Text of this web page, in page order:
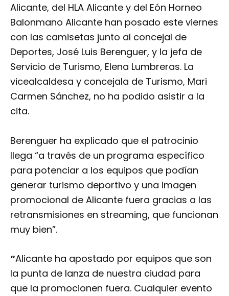
Alicante, del HLA Alicante y del Eón Horneo
Balonmano Alicante han posado este viernes
con las camisetas junto al concejal de
Deportes, José Luis Berenguer, y la jefa de
Servicio de Turismo, Elena Lumbreras. La
vicealcaldesa y concejala de Turismo, Mari
Carmen Sánchez, no ha podido asistir a la
cita.
Berenguer ha explicado que el patrocinio
llega “a través de un programa específico
para potenciar a los equipos que podían
generar turismo deportivo y una imagen
promocional de Alicante fuera gracias a las
retransmisiones en streaming, que funcionan
muy bien”.
“Alicante ha apostado por equipos que son
la punta de lanza de nuestra ciudad para
que la promocionen fuera. Cualquier evento